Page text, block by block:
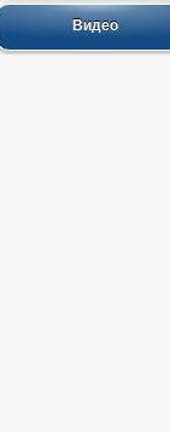
Видео